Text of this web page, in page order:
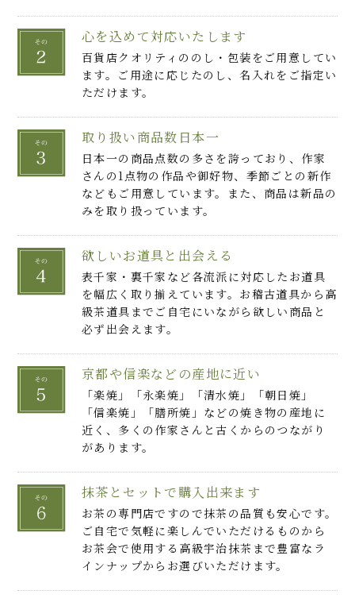
心を込めて対応いたします
百貨店クオリティののし・包装をご用意してい
ます。ご用途に応じたのし、名入れをご指定い
ただけます。
取り扱い商品数日本一
日本一の商品点数の多さを誇っており、作家
さんの1点物の作品や御好物、季節ごとの新作
などもご用意しています。また、商品は新品の
みを取り扱っています。
欲しいお道具と出会える
表千家・裏千家など各流派に対応したお道具
を幅広く取り揃えています。お稽古道具から高
級茶道具までご自宅にいながら欲しい商品と
必ず出会えます。
京都や信楽などの産地に近い
「楽焼」「永楽焼」「清水焼」「朝日焼」
「信楽焼」「膳所焼」などの焼き物の産地に
近く、多くの作家さんと古くからのつながり
があります。
抹茶とセットで購入出来ます
お茶の専門店ですので抹茶の品質も安心です。
ご自宅で気軽に楽しんでいただけるものから
お茶会で使用する高級宇治抹茶まで豊富なラ
インナップからお選びいただけます。